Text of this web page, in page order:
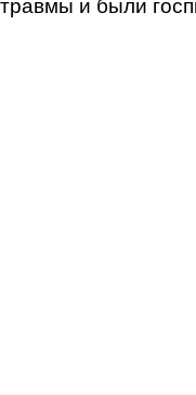
травмы и были